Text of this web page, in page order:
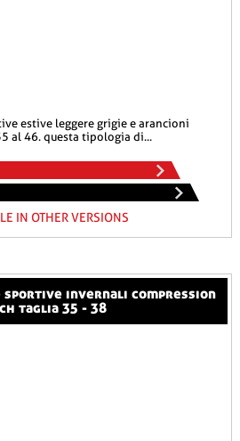
al 46. questa tipologia di...
IN OTHER VERSIONS
taglia 35 - 38